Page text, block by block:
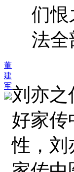
董
建
军
们恨
法全
刘亦之
好家传
性，刘